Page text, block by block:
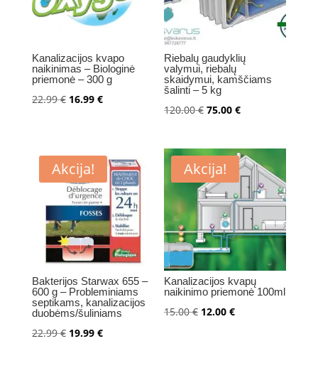
Kanalizacijos kvapo
naikinimas – Biologinė
priemonė – 300 g
22.99€ Original
22.99 €.
16.99 €Current
16.99 €.
Riebalų gaudyklių
valymui, riebalų
skaidymui, kamščiams
šalinti – 5 kg
120.00€ Original
was:
120.00 €.
75.00€Current
is:
75.00 €.
Akcija!
Bakterijos Starwax 655 –
600 g – Probleminiams
septikams, kanalizacijos
duobėms/šuliniams
22.99€ Original
19.99 €Current
Akcija!
Kanalizacijos kvapų
naikinimo priemonė 100ml
15.00€ Original
12.00€Current